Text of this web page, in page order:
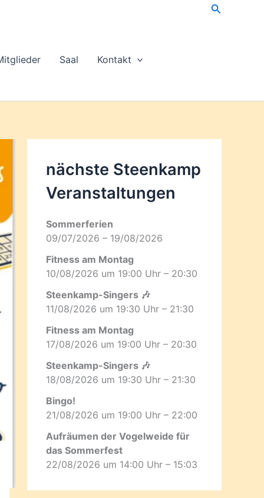
Suchen
Saal Kontakt
nächste Steenkamp
Veran­staltungen
Sommerferien
09/07/2026 – 19/08/2026
Fitness am Montag
10/08/2026 um 19:00 Uhr – 20:30
Steenkamp-Singers 🎶
11/08/2026 um 19:30 Uhr – 21:30
Fitness am Montag
17/08/2026 um 19:00 Uhr – 20:30
Steenkamp-Singers 🎶
18/08/2026 um 19:30 Uhr – 21:30
Bingo!
21/08/2026 um 19:00 Uhr – 22:00
Aufräumen der Vogelweide für
das Sommerfest
22/08/2026 um 14:00 Uhr – 15:03